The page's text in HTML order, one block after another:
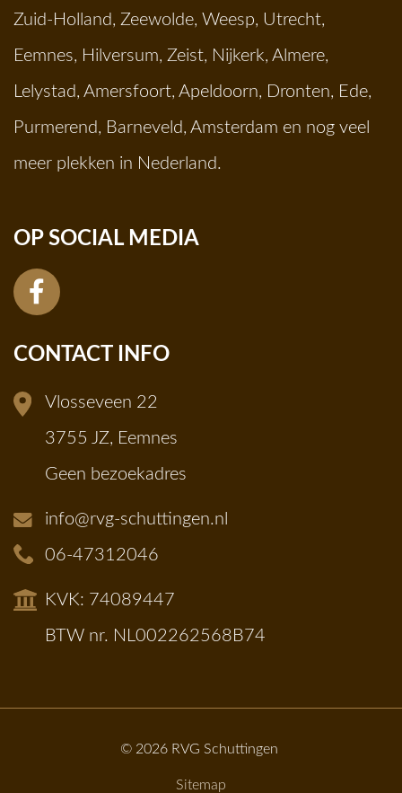
Zuid-Holland, Zeewolde, Weesp, Utrecht,
Eemnes, Hilversum, Zeist, Nijkerk, Almere,
Lelystad, Amersfoort, Apeldoorn, Dronten, Ede,
Purmerend, Barneveld, Amsterdam en nog veel
meer plekken in Nederland.
OP SOCIAL MEDIA
CONTACT INFO
Vlosseveen 22
3755 JZ, Eemnes
Geen bezoekadres
info@rvg-schuttingen.nl
06-47312046
KVK: 74089447
BTW nr. NL002262568B74
© 2026 RVG Schuttingen
Sitemap